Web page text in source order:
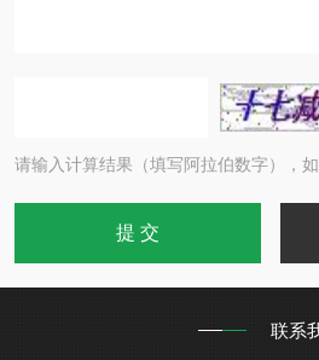
请输入计算结果（填写阿拉伯数字），
联系